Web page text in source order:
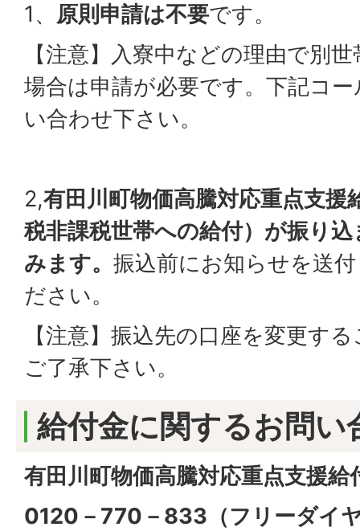
1、 原則申請は不要です。
【注意】入寮中などの理由で別
場合は申請が必要です。下記コ
い合わせ下さい。
2,有田川町物価高騰対応重点支援
税非課税世帯への給付）が振り
みます。 振込前にお知らせを送
ださい。
【注意】振込先の口座を変更す
ご了承下さい。
給付金に関するお問い
有田川町物価高騰対応重点支援
0120－770－833（フリーダイ